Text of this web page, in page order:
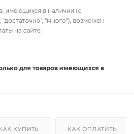
имеющихся в наличии (с
"много"), возможен
на сайте.
для товаров имеющихся в
КУПИТЬ КАК ОПЛАТИТЬ